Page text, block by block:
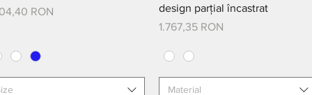
RON
design parțial încastrat
Preț
1.767,35 RON
Material